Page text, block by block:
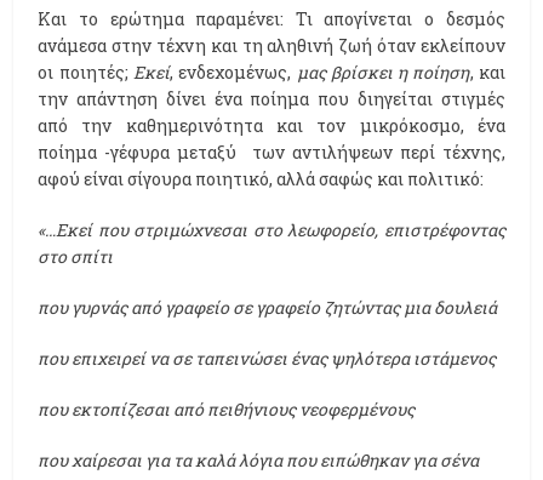
Και το ερώτημα παραμένει: Τι απογίνεται ο δεσμός
ανάμεσα στην τέχνη και τη αληθινή ζωή όταν εκλείπουν
οι ποιητές; Εκεί, ενδεχομένως, μας βρίσκει η ποίηση, και
την απάντηση δίνει ένα ποίημα που διηγείται στιγμές
από την καθημερινότητα και τον μικρόκοσμο, ένα
ποίημα -γέφυρα μεταξύ των αντιλήψεων περί τέχνης,
αφού είναι σίγουρα ποιητικό, αλλά σαφώς και πολιτικό:
«…Εκεί που στριμώχνεσαι στο λεωφορείο, επιστρέφοντας
στο σπίτι
που γυρνάς από γραφείο σε γραφείο ζητώντας μια δουλειά
που επιχειρεί να σε ταπεινώσει ένας ψηλότερα ιστάμενος
που εκτοπίζεσαι από πειθήνιους νεοφερμένους
που χαίρεσαι για τα καλά λόγια που ειπώθηκαν για σένα